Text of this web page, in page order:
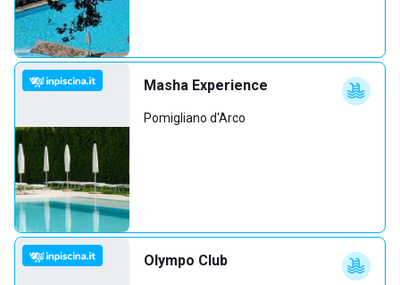
Masha Experience
Pomigliano d'Arco
Olympo Club